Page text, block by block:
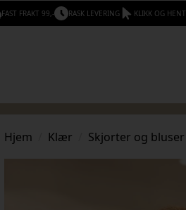
FAST FRAKT 99,- RASK LEVERING KLIKK OG HENT
Hjem Klær Skjorter og bluser